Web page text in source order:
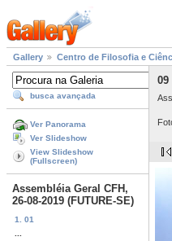
Gallery Centro de Filosofia e
busca avançada
Ver Panorama
Ver Slideshow
View Slideshow
(Fullscreen)
Assembléia Geral CFH,
26-08-2019 (FUTURE-SE)
1. 01
09